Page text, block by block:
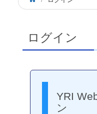
ログイン
YRI
ン